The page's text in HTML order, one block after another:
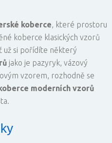
koberce, které prostoru
koberce klasických vzorů
už si pořídíte některý
jako je pazyryk, vázový
vzorem, rozhodně se
koberce moderních vzorů